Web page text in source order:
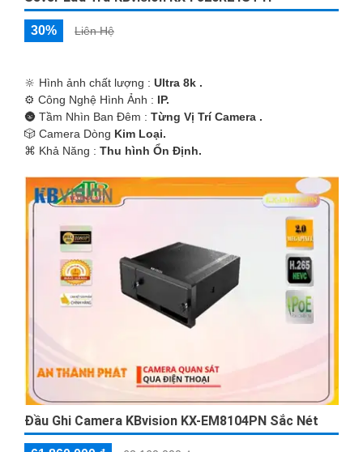
30% Liên Hệ
🔆 Hình ảnh chất lượng : Ultra 8k .
⚙ Công Nghệ Hình Ảnh : IP.
🌚 Tầm Nhìn Ban Đêm : Từng Vị Trí Camera .
🎲 Camera Dòng Kim Loại.
️⌘ Khả Năng : Thu hình Ổn Định.
Đầu Ghi Camera KBvision KX-EM8104PN Sắc Nét